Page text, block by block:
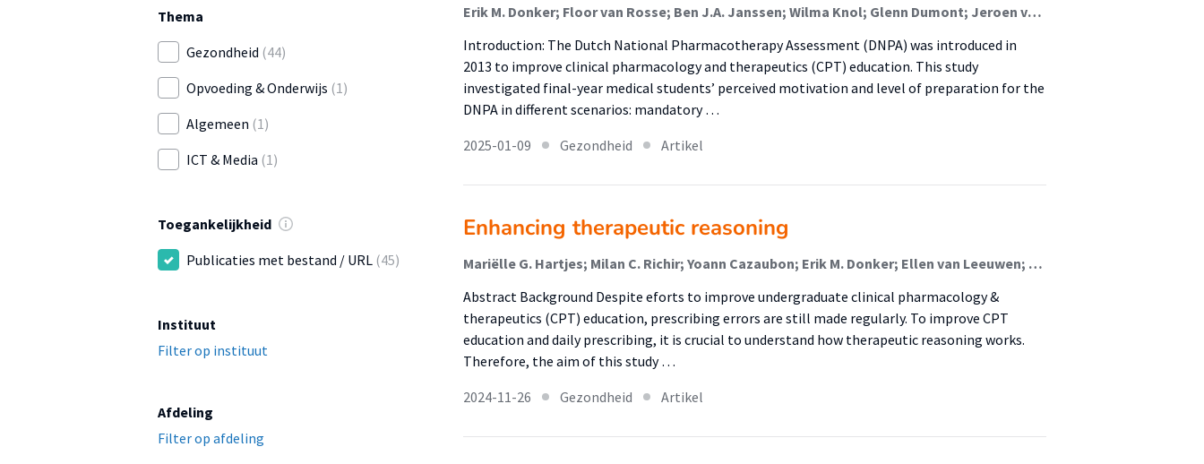
Thema
Gezondheid (44)
Opvoeding & Onderwijs (1)
Algemeen (1)
ICT & Media (1)
Toegankelijkheid
Publicaties met bestand / URL (45)
Instituut
Filter op instituut
Afdeling
Filter op afdeling
Erik M. Donker; Floor van Rosse; Ben J.A. Janssen; Wilma Knol; Glenn Dumont; Jeroen van Smeden; Roya Atiqi; Marleen H. M. Hessel; Milan C. Richir; Michiel A. van Agtmael; Cornelis Kramers; Jelle Tichelaar (Lector)
Introduction: The Dutch National Pharmacotherapy Assessment (DNPA) was introduced in
2013 to improve clinical pharmacology and therapeutics (CPT) education. This study
investigated final-year medical students’ perceived motivation and level of preparation for the
DNPA in different scenarios: mandatory …
2025-01-09
Gezondheid Artikel
Enhancing therapeutic reasoning
Mariëlle G. Hartjes; Milan C. Richir; Yoann Cazaubon; Erik M. Donker; Ellen van Leeuwen; Michiel A. van Agtmael; Jelle Tichelaar (Lector)
Abstract Background Despite eforts to improve undergraduate clinical pharmacology &
therapeutics (CPT) education, prescribing errors are still made regularly. To improve CPT
education and daily prescribing, it is crucial to understand how therapeutic reasoning works.
Therefore, the aim of this study …
2024-11-26
Gezondheid Artikel